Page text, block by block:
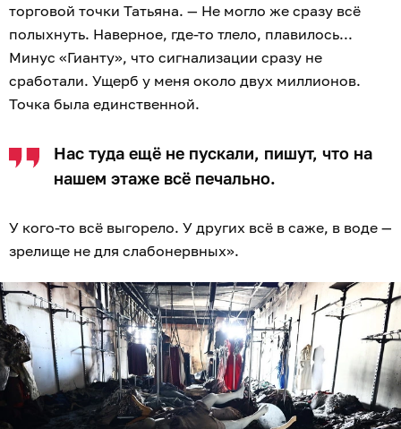
торговой точки Татьяна. — Не могло же сразу всё
полыхнуть. Наверное, где-то тлело, плавилось...
Минус «Гианту», что сигнализации сразу не
сработали. Ущерб у меня около двух миллионов.
Точка была единственной.
Нас туда ещё не пускали, пишут, что на
нашем этаже всё печально.
У кого-то всё выгорело. У других всё в саже, в воде —
зрелище не для слабонервных».